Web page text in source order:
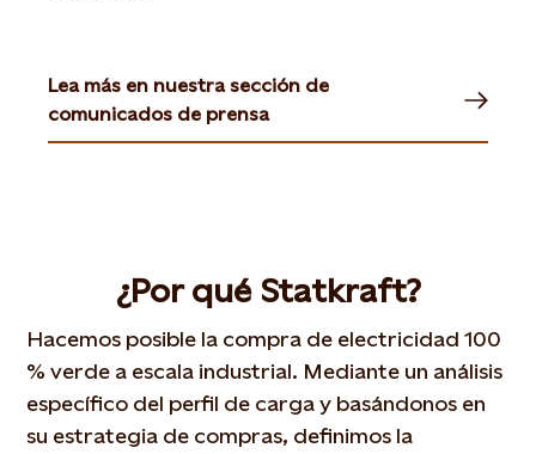
Lea más en nuestra sección de
comunicados de prensa
¿Por qué Statkraft?
Hacemos posible la compra de electricidad 100
% verde a escala industrial. Mediante un análisis
específico del perfil de carga y basándonos en
su estrategia de compras, definimos la